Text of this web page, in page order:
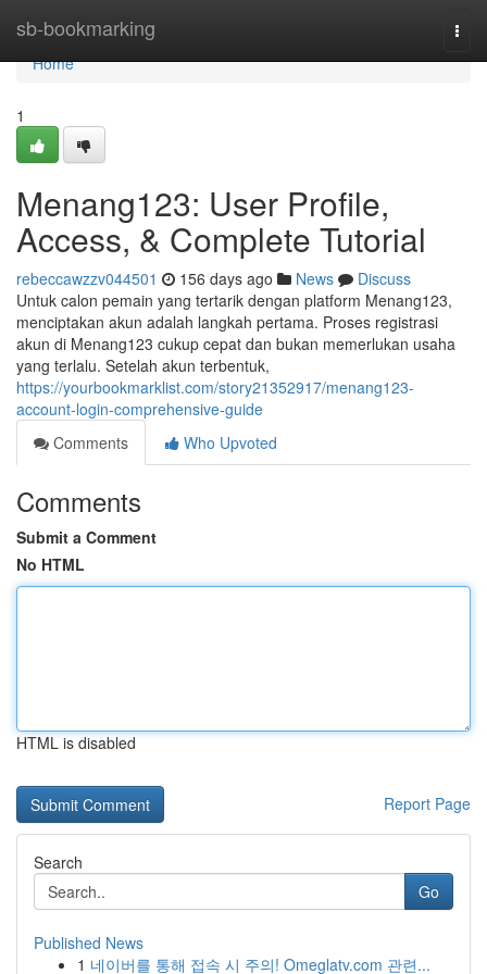
sb-bookmarking
Home
Home
1
Menang123: User Profile,
Access, & Complete Tutorial
rebeccawzzv044501 156 days ago News
Discuss
Untuk calon pemain yang tertarik dengan platform Menang123,
menciptakan akun adalah langkah pertama. Proses registrasi
akun di Menang123 cukup cepat dan bukan memerlukan usaha
yang terlalu. Setelah akun terbentuk,
https://yourbookmarklist.com/story21352917/menang123-
account-login-comprehensive-guide
Comments
Who Upvoted
Comments
Submit a Comment
No HTML
HTML is disabled
Report Page
Search
Go
Published News
1 네이버를 통해 접속 시 주의! Omeglatv.com 관련...